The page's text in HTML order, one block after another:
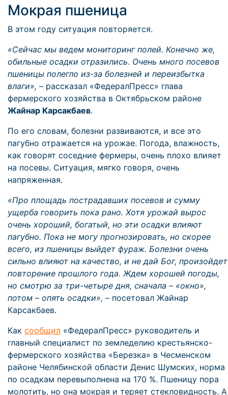
Мокрая пшеница
В этом году ситуация повторяется.
«Сейчас мы ведем мониторинг полей. Конечно же,
обильные осадки отразились. Очень много посевов
пшеницы полегло из-за болезней и переизбытка
влаги», – рассказал «ФедералПресс» глава
фермерского хозяйства в Октябрьском районе
Жайнар Карсакбаев.
По его словам, болезни развиваются, и все это
пагубно отражается на урожае. Погода, влажность,
как говорят соседние фермеры, очень плохо влияет
на посевы. Ситуация, мягко говоря, очень
напряженная.
«Про площадь пострадавших посевов и сумму
ущерба говорить пока рано. Хотя урожай вырос
очень хороший, богатый, но эти осадки влияют
пагубно. Пока не могу прогнозировать, но скорее
всего, из пшеницы выйдет фураж. Болезни очень
сильно влияют на качество, и не дай Бог, произойдет
повторение прошлого года. Ждем хорошей погоды,
но смотрю за три-четыре дня, сначала – «окно»,
потом – опять осадки», – посетовал Жайнар
Карсакбаев.
Как сообщил «ФедералПресс» руководитель и
главный специалист по земледелию крестьянско-
фермерского хозяйства «Березка» в Чесменском
районе Челябинской области Денис Шумских, норма
по осадкам перевыполнена на 170 %. Пшеницу пора
молотить, но она мокрая и теряет стекловидность. А